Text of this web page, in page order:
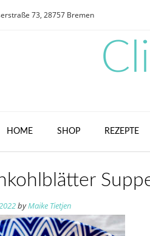
73, 28757 Bremen
HOME SHOP REZEPTE
byMaike Tietjen